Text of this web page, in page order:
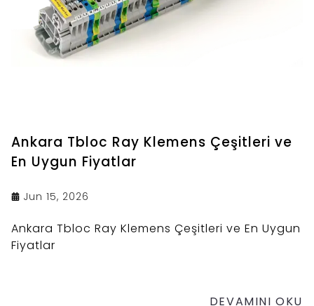
Ankara Tbloc Ray Klemens Çeşitleri ve
En Uygun Fiyatlar
Jun 15, 2026
Ankara Tbloc Ray Klemens Çeşitleri ve En Uygun
Fiyatlar
DEVAMINI OKU